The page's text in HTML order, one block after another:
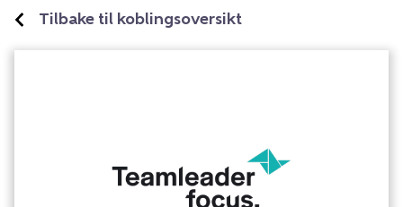
Tilbake til koblingsoversikt